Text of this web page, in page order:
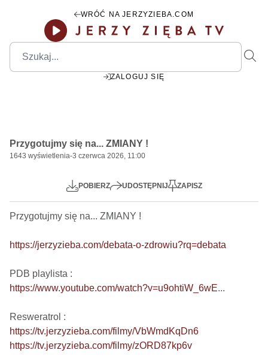
WRÓĆ NA JERZYZIEBA.COM
ZALOGUJ SIĘ
Play
Przygotujmy się na... ZMIANY !
1643 wyświetlenia-3 czerwca 2026, 11:00
POBIERZ UDOSTĘPNIJ ZAPISZ
Przygotujmy się na... ZMIANY !
https://jerzyzieba.com/debata-o-zdrowiu?rq=debata
https://www.youtube.com/watch?v=u9ohtiW_6wE...
https://tv.jerzyzieba.com/filmy/VbWmdKqDn6
https://tv.jerzyzieba.com/filmy/zORD87kp6v